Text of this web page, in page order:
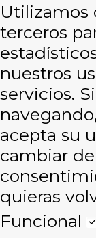
Utilizamos
terceros
nuestros
servicios.
acepta su
cambiar
quieras
Funcional